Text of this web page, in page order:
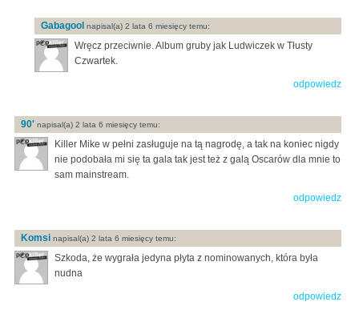
Gabagool napisal(a) 2 lata 6 miesięcy temu:
Wręcz przeciwnie. Album gruby jak Ludwiczek w Tłusty
Czwartek.
odpowiedz
90' napisal(a) 2 lata 6 miesięcy temu:
Killer Mike w pełni zasługuje na tą nagrodę, a tak na koniec nigdy
nie podobała mi się ta gala tak jest też z galą Oscarów dla mnie to
sam mainstream.
odpowiedz
Komsi napisal(a) 2 lata 6 miesięcy temu:
Szkoda, że wygrała jedyna płyta z nominowanych, która była
nudna
odpowiedz